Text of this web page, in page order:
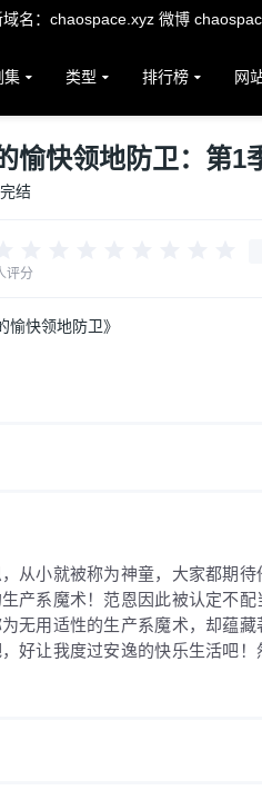
域名：chaospace.xyz 微博
集 类型 排行榜 网
愉快领地防卫：第1
结
评分
愉快领地防卫》
从小就被称为神童，大家都期
产系魔术！范恩因此被认定不配
无用适性的生产系魔术，却蕴
好让我度过安逸的快乐生活吧